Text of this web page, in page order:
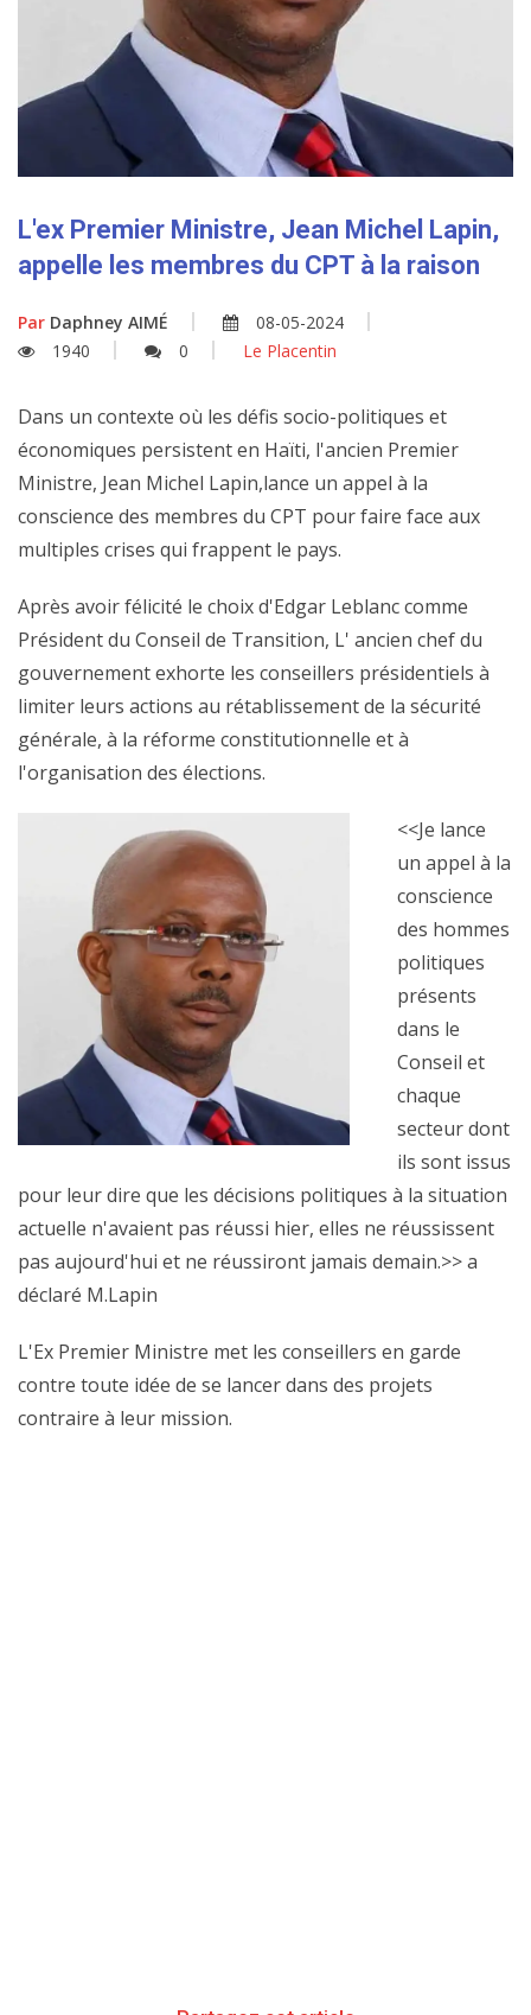
L'ex Premier Ministre, Jean Michel Lapin,
appelle les membres du CPT à la raison
Par Daphney AIMÉ
08-05-2024
1940
0 Le Placentin
Dans un contexte où les défis socio-politiques et
économiques persistent en Haïti, l'ancien Premier
Ministre, Jean Michel Lapin,lance un appel à la
conscience des membres du CPT pour faire face aux
multiples crises qui frappent le pays.
Après avoir félicité le choix d'Edgar Leblanc comme
Président du Conseil de Transition, L' ancien chef du
gouvernement exhorte les conseillers présidentiels à
limiter leurs actions au rétablissement de la sécurité
générale, à la réforme constitutionnelle et à
l'organisation des élections.
<<Je lance
un appel à la
conscience
des hommes
politiques
présents
dans le
Conseil et
chaque
secteur dont
ils sont issus
pour leur dire que les décisions politiques à la situation
actuelle n'avaient pas réussi hier, elles ne réussissent
pas aujourd'hui et ne réussiront jamais demain.>> a
déclaré M.Lapin
L'Ex Premier Ministre met les conseillers en garde
contre toute idée de se lancer dans des projets
contraire à leur mission.